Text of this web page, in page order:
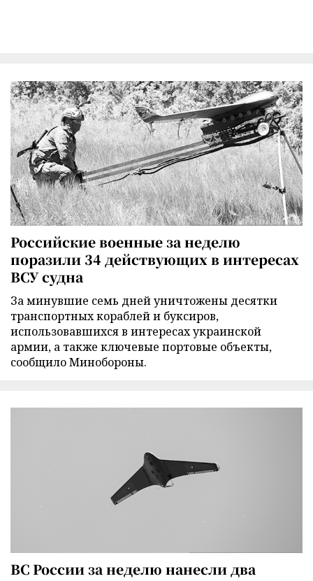
Российские военные за неделю
поразили 34 действующих в интересах
ВСУ судна
За минувшие семь дней уничтожены десятки
транспортных кораблей и буксиров,
использовавшихся в интересах украинской
армии, а также ключевые портовые объекты,
сообщило Минобороны.
ВС России за неделю нанесли два